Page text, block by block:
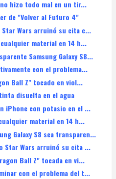
hizo todo mal en un tir...
de "Volver al Futuro 4"
Wars arruinó su cita c...
material en 14 h...
Samsung Galaxy S8...
con el problema...
Ball Z" tocado en viol...
disuelta en el agua
iPhone con potasio en el ...
material en 14 h...
Galaxy S8 sea transparen...
Star Wars arruinó su cita ...
Ball Z" tocada en vi...
con el problema del t...